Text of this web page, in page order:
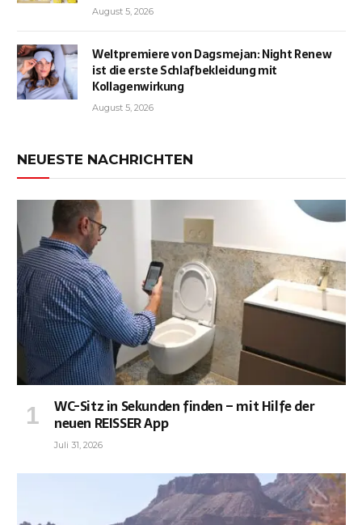
August 5, 2026
Weltpremiere von Dagsmejan: Night Renew
ist die erste Schlafbekleidung mit
Kollagenwirkung
August 5, 2026
NEUESTE NACHRICHTEN
WC-Sitz in Sekunden finden – mit Hilfe der
neuen REISSER App
Juli 31, 2026